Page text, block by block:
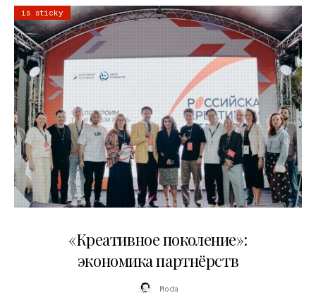
is sticky
«Креативное поколение»:
экономика партнёрств
Moda